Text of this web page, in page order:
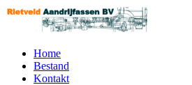
Home
Bestand
Kontakt